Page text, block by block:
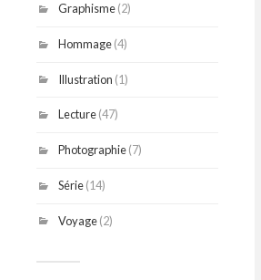
Graphisme(2)
Hommage(4)
Illustration (1)
Lecture(47)
Photographie(7)
Série(14)
Voyage(2)